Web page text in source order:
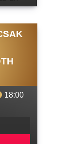
18:00